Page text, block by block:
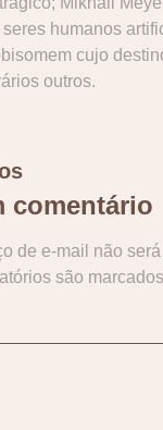
humanos
cujo
outros.
comentário
de e-mail não
são